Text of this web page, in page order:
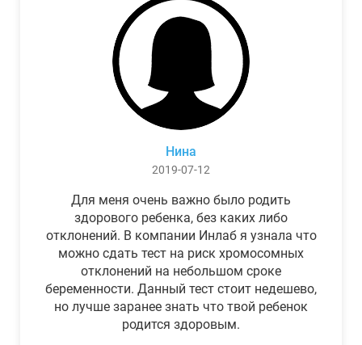
Нина
2019-07-12
Для меня очень важно было родить
здорового ребенка, без каких либо
отклонений. В компании Инлаб я узнала что
можно сдать тест на риск хромосомных
отклонений на небольшом сроке
беременности. Данный тест стоит недешево,
но лучше заранее знать что твой ребенок
родится здоровым.